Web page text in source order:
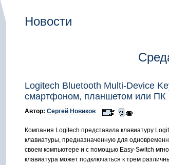
Новости
Logitech Bluetooth Multi-Device
смартфоном, планшетом или ПК
Автор: Сергей Новиков
Компания Logitech представила клавиатуру
клавиатуры, предназначенную для
своем компьютере и с помощью Easy-Switch
клавиатура может подключаться к трем